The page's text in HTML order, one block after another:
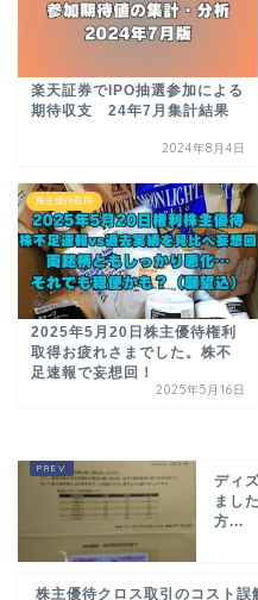
楽天証券でIPO抽選参加による
期待収支 24年7月集計結果
2024年8月4日
株主優待取得
2025年5月20日株主優待権利
取得お疲れさまでした。株不
足速報で妄想回！
2025年5月16日
ディ
まし
方...
株主優待クロス取引のコスト誤